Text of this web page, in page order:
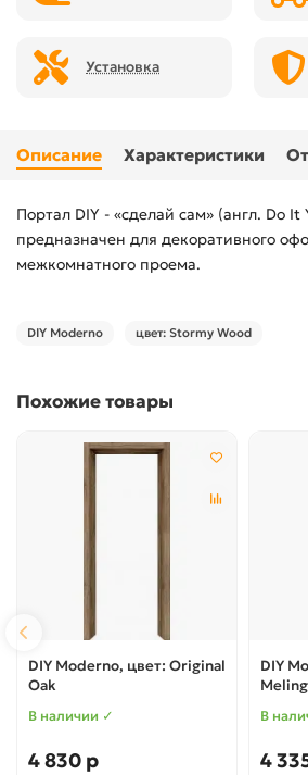
Установка
Описание Характеристики
Портал DIY - «сделай сам» (англ. Do It
предназначен для декоративного
межкомнатного проема.
DIY Moderno цвет: Stormy Wood
Похожие товары
DIY Moderno, цвет: Original
Oak
В наличии ✓
4 830 р
DIY
В
4